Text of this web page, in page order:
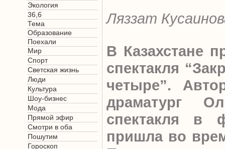
Экология
36,6
Тема
Образование
Поехали
Мир
Спорт
Светская жизнь
Люди
Культура
Шоу-бизнес
Мода
Прямой эфир
Смотри в оба
Пошутим
Гороскоп
Ляззат
В Казахстане
спектакля
четыре”.
драматург
спектакля в
пришла во